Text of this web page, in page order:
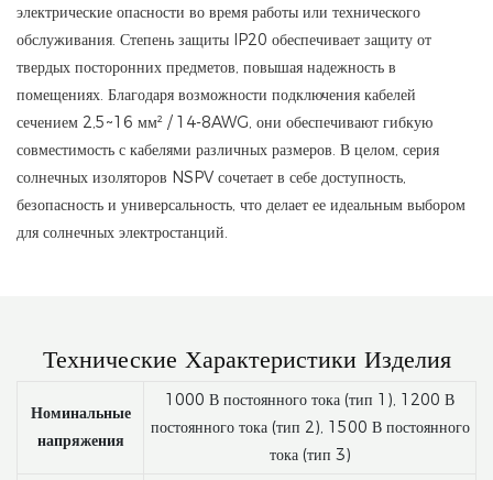
электрические опасности во время работы или технического
обслуживания. Степень защиты IP20 обеспечивает защиту от
твердых посторонних предметов, повышая надежность в
помещениях. Благодаря возможности подключения кабелей
сечением 2,5~16 мм² / 14-8AWG, они обеспечивают гибкую
совместимость с кабелями различных размеров. В целом, серия
солнечных изоляторов NSPV сочетает в себе доступность,
безопасность и универсальность, что делает ее идеальным выбором
для солнечных электростанций.
Технические Характеристики Изделия
Номинальные
напряжения
1000 В постоянного тока (тип 1), 1200 В
постоянного тока (тип 2), 1500 В постоянного
тока (тип 3)